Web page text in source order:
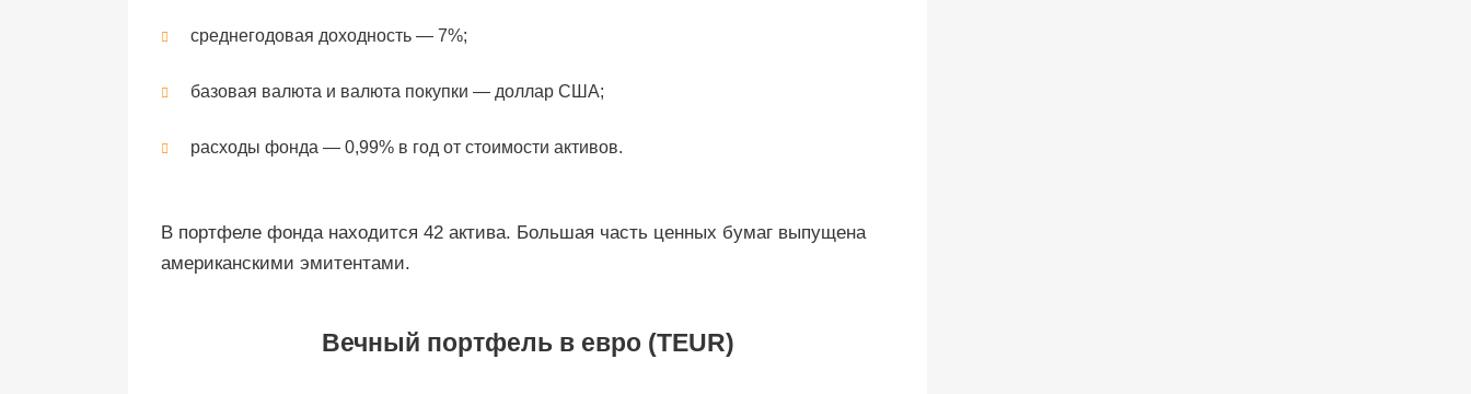
среднегодовая доходность — 7%;
базовая валюта и валюта покупки — доллар США;
расходы фонда — 0,99% в год от стоимости активов.
В портфеле фонда находится 42 актива. Большая часть ценных бумаг выпущена
американскими эмитентами.
Вечный портфель в евро (TEUR)